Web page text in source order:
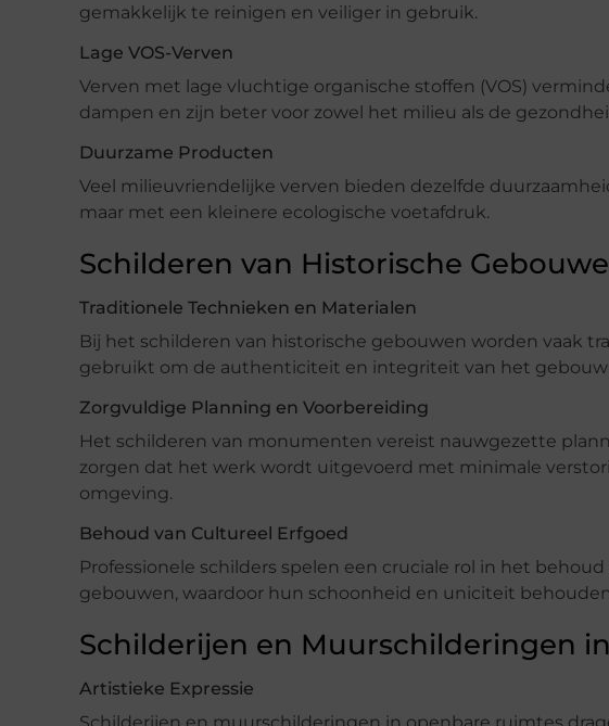
gemakkelijk te reinigen en veiliger in gebruik.
Lage VOS-Verven
Verven met lage vluchtige organische stoffen (VOS)
dampen en zijn beter voor zowel het milieu als de
Duurzame Producten
Veel milieuvriendelijke verven bieden dezelfde
maar met een kleinere ecologische voetafdruk.
Schilderen van Historische
Traditionele Technieken en Materialen
Bij het schilderen van historische gebouwen worden vaak
gebruikt om de authenticiteit en integriteit van het
Zorgvuldige Planning en Voorbereiding
Het schilderen van monumenten vereist nauwgezette
zorgen dat het werk wordt uitgevoerd met minimale
omgeving.
Behoud van Cultureel Erfgoed
Professionele schilders spelen een cruciale rol in het
gebouwen, waardoor hun schoonheid en uniciteit
Schilderijen en Muurschilderingen
Artistieke Expressie